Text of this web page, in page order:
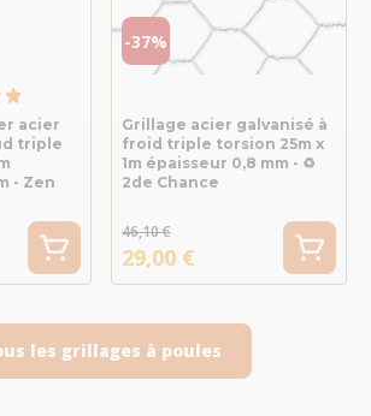
acier
triple
- Zen
-37%
Grillage acier galvanisé à
froid triple torsion 25m x
1m épaisseur 0,8 mm - ♻
2de Chance
46,10 €
29,00 €
les grillages à poules